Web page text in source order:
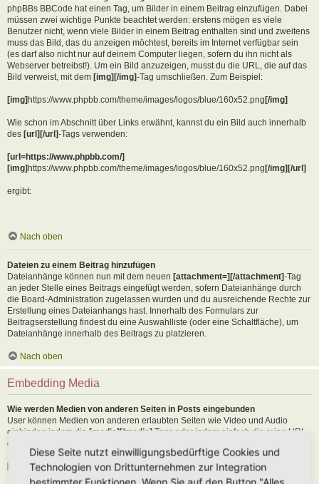
phpBBs BBCode hat einen Tag, um Bilder in einem Beitrag einzufügen. Dabei
müssen zwei wichtige Punkte beachtet werden: erstens mögen es viele
Benutzer nicht, wenn viele Bilder in einem Beitrag enthalten sind und zweitens
muss das Bild, das du anzeigen möchtest, bereits im Internet verfügbar sein
(es darf also nicht nur auf deinem Computer liegen, sofern du ihn nicht als
Webserver betreibst!). Um ein Bild anzuzeigen, musst du die URL, die auf das
Bild verweist, mit dem [img][/img]-Tag umschließen. Zum Beispiel:
[img]https://www.phpbb.com/theme/images/logos/blue/160x52.png[/img]
Wie schon im Abschnitt über Links erwähnt, kannst du ein Bild auch innerhalb
des [url][/url]-Tags verwenden:
[url=https://www.phpbb.com/]
[img]https://www.phpbb.com/theme/images/logos/blue/160x52.png[/img][/url]
ergibt:
Nach oben
Dateien zu einem Beitrag hinzufügen
Dateianhänge können nun mit dem neuen [attachment=][/attachment]-Tag
an jeder Stelle eines Beitrags eingefügt werden, sofern Dateianhänge durch
die Board-Administration zugelassen wurden und du ausreichende Rechte zur
Erstellung eines Dateianhangs hast. Innerhalb des Formulars zur
Beitragserstellung findest du eine Auswahlliste (oder eine Schaltfläche), um
Dateianhänge innerhalb des Beitrags zu platzieren.
Nach oben
Embedding Media
Wie werden Medien von anderen Seiten in Posts eingebunden
User können Medien von anderen erlaubten Seiten wie Video und Audio
einbinden indem die [media][/media] Tags oder indem einfach die reine URL
der erlaubten Seite in den Text kopiert wird. Als Beispiel:
[media]https://youtu.be/Ne18ZQ7LLI0[/media]
Diese Seite nutzt einwilligungsbedürftige Cookies und
Technologien von Drittunternehmen zur Integration